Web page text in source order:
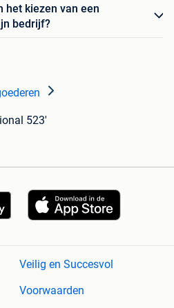
het kiezen van een
bedrijf?
523'
Veilig en Succesvol
Voorwaarden